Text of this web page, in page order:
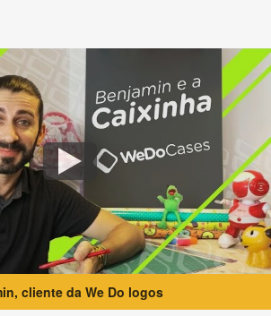
cliente da We Do logos